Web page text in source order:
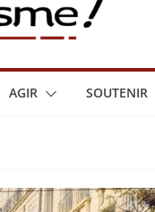
AGIR SOUTENIR